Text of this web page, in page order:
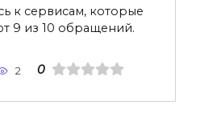
к сервисам, которые
9 из 10 обращений.
2 0